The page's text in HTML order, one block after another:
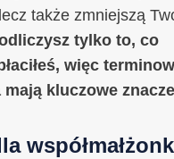
także zmniejszą
tylko to, co
więc
kluczowe